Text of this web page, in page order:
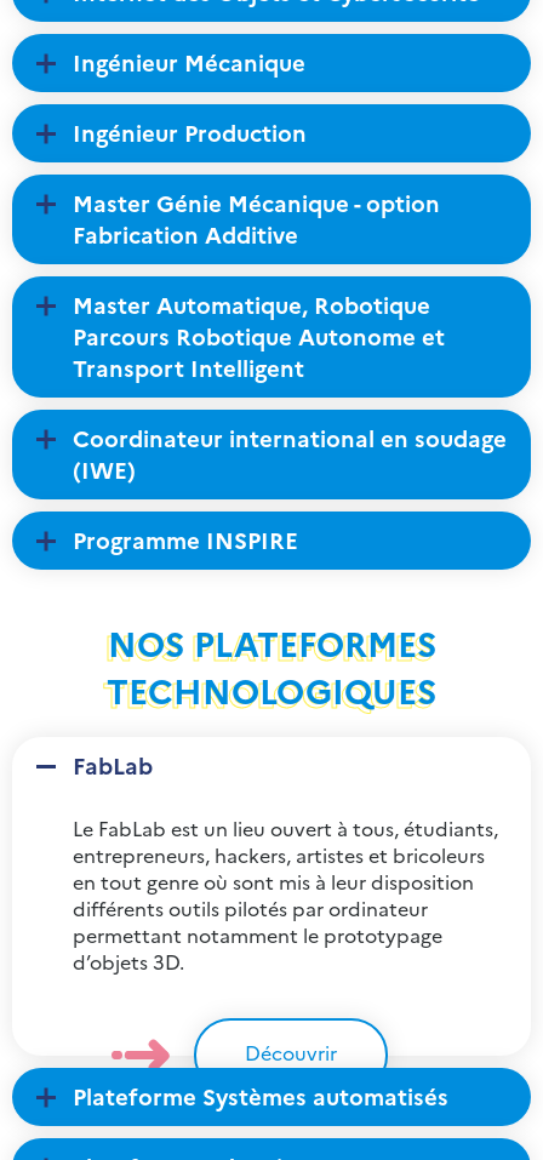
Ingénieur Mécanique
Ingénieur Production
Master Génie Mécanique - option
Fabrication Additive
Master Automatique, Robotique
Parcours Robotique Autonome et
Transport Intelligent
Coordinateur international en soudage
(IWE)
Programme INSPIRE
NOS PLATEFORMES
TECHNOLOGIQUES
FabLab
Le FabLab est un lieu ouvert à tous, étudiants,
entrepreneurs, hackers, artistes et bricoleurs
en tout genre où sont mis à leur disposition
différents outils pilotés par ordinateur
permettant notamment le prototypage
d’objets 3D.
Découvrir
Plateforme Systèmes automatisés